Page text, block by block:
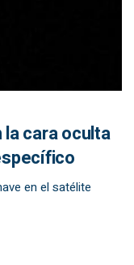
la cara oculta
en el satélite